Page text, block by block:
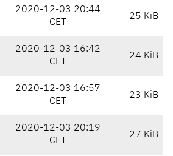
2020-12-03 20:44
CET
25 KiB
2020-12-03 16:42
CET
24 KiB
2020-12-03 16:57
CET
23 KiB
2020-12-03 20:19
CET
27 KiB